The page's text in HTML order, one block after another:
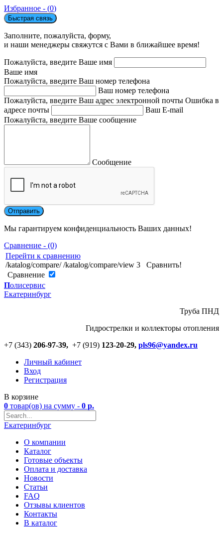
Избранное - (0)
Быстрая связь
Заполните, пожалуйста, форму,
и наши менеджеры свяжутся с Вами в ближайшее время!
Пожалуйста, введите Ваше имя
Ваше имя
Пожалуйста, введите Ваш номер телефона
Ваш номер телефона
Пожалуйста, введите Ваш адрес электронной почты Ошибка в
адресе почты
Ваш E-mail
Пожалуйста, введите Ваше сообщение
Сообщение
Мы гарантируем конфиденциальность Ваших данных!
Сравнение - (0)
Перейти к сравнению
/katalog/compare/ /katalog/compare/view 3
Сравнить!
Cравнение
Полисервис
Екатеринбург
Труба ПНД
Гидрострелки и коллекторы отопления
+7 (343) 206-97-39, +7 (919) 123-20-29, pls96@yandex.ru
Личный кабинет
Вход
Регистрация
В корзине
0 товар(ов) на сумму - 0 р.
Екатеринбург
О компании
Каталог
Готовые объекты
Оплата и доставка
Новости
Статьи
FAQ
Отзывы клиентов
Контакты
В каталог